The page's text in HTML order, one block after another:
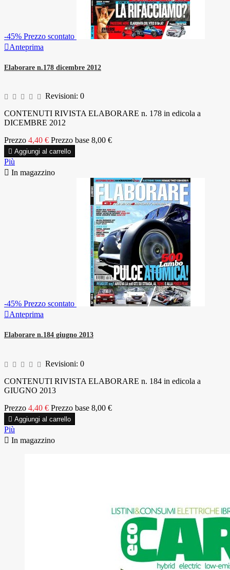
-45% Prezzo scontato
Anteprima
Elaborare n.178 dicembre 2012
Revisioni: 0
CONTENUTI RIVISTA ELABORARE n. 178 in edicola a
DICEMBRE 2012
Prezzo 4,40 € Prezzo base 8,00 €
 Aggiungi al carrello
Più
 In magazzino
-45% Prezzo scontato
Anteprima
Elaborare n.184 giugno 2013
Revisioni: 0
CONTENUTI RIVISTA ELABORARE n. 184 in edicola a
GIUGNO 2013
Prezzo 4,40 € Prezzo base 8,00 €
 Aggiungi al carrello
Più
 In magazzino